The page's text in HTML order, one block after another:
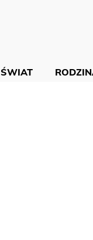
ŚWIAT